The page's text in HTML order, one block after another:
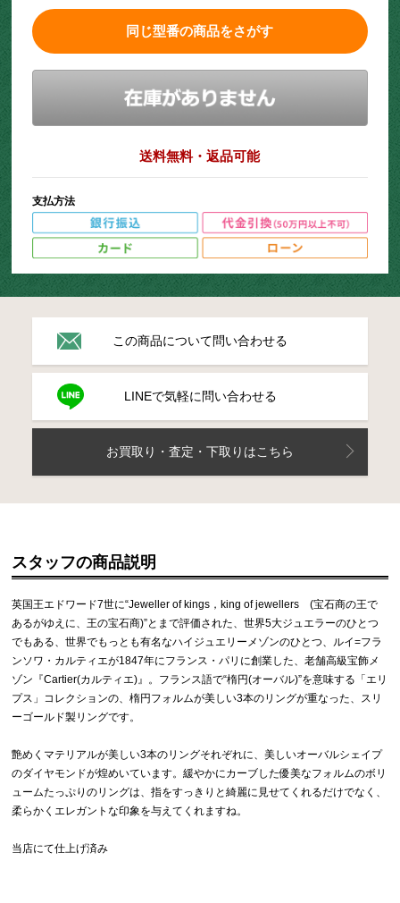
同じ型番の商品をさがす
送料無料・返品可能
支払方法
この商品について問い合わせる
LINEで気軽に問い合わせる
お買取り・査定・下取りはこちら
スタッフの商品説明
英国王エドワード7世に“Jeweller of kings，king of jewellers (宝石商の王で
あるがゆえに、王の宝石商)”とまで評価された、世界5大ジュエラーのひとつ
でもある、世界でもっとも有名なハイジュエリーメゾンのひとつ、ルイ=フラ
ンソワ・カルティエが1847年にフランス・パリに創業した、老舗高級宝飾メ
ゾン『Cartier(カルティエ)』。フランス語で“楕円(オーバル)”を意味する「エリ
プス」コレクションの、楕円フォルムが美しい3本のリングが重なった、スリ
ーゴールド製リングです。
艶めくマテリアルが美しい3本のリングそれぞれに、美しいオーバルシェイプ
のダイヤモンドが煌めいています。緩やかにカーブした優美なフォルムのボリ
ュームたっぷりのリングは、指をすっきりと綺麗に見せてくれるだけでなく、
柔らかくエレガントな印象を与えてくれますね。
当店にて仕上げ済み